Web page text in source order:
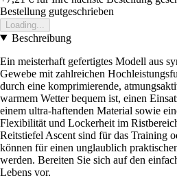
Bestellung gutgeschrieben
Loading...
Beschreibung
Ein meisterhaft gefertigtes Modell aus
Gewebe mit zahlreichen
durch eine komprimierende,
warmem Wetter bequem ist, einen
einem ultra-haftenden Material sowie
Flexibilität und Lockerheit im
Reitstiefel Ascent sind für das Training
können für einen unglaublich
werden. Bereiten Sie sich auf den
Lebens vor.